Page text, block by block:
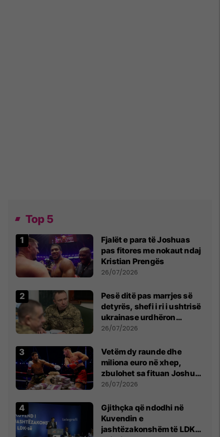
Top 5
Fjalët e para të Joshuas
pas fitores me nokaut ndaj
Kristian Prengës
26/07/2026
Pesë ditë pas marrjes së
detyrës, shefi i ri i ushtrisë
ukrainase urdhëron
kontroll të madh
26/07/2026
Vetëm dy raunde dhe
miliona euro në xhep,
zbulohet sa fituan Joshua
e Prenga
26/07/2026
Gjithçka që ndodhi në
Kuvendin e
jashtëzakonshëm të LDK-